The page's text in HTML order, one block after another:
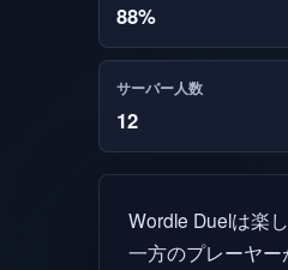
88%
サーバー人数
12
Wordle Duelは楽
一方のプレーヤ